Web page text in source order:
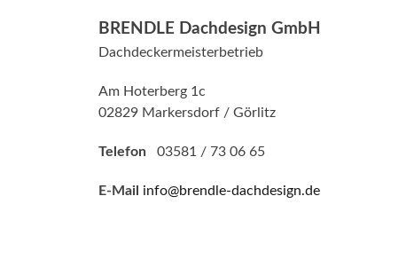
BRENDLE Dachdesign GmbH
Dachdeckermeisterbetrieb
Am Hoterberg 1c
02829 Markersdorf / Görlitz
Telefon03581 / 73 06 65
E-Mail info@brendle-dachdesign.de